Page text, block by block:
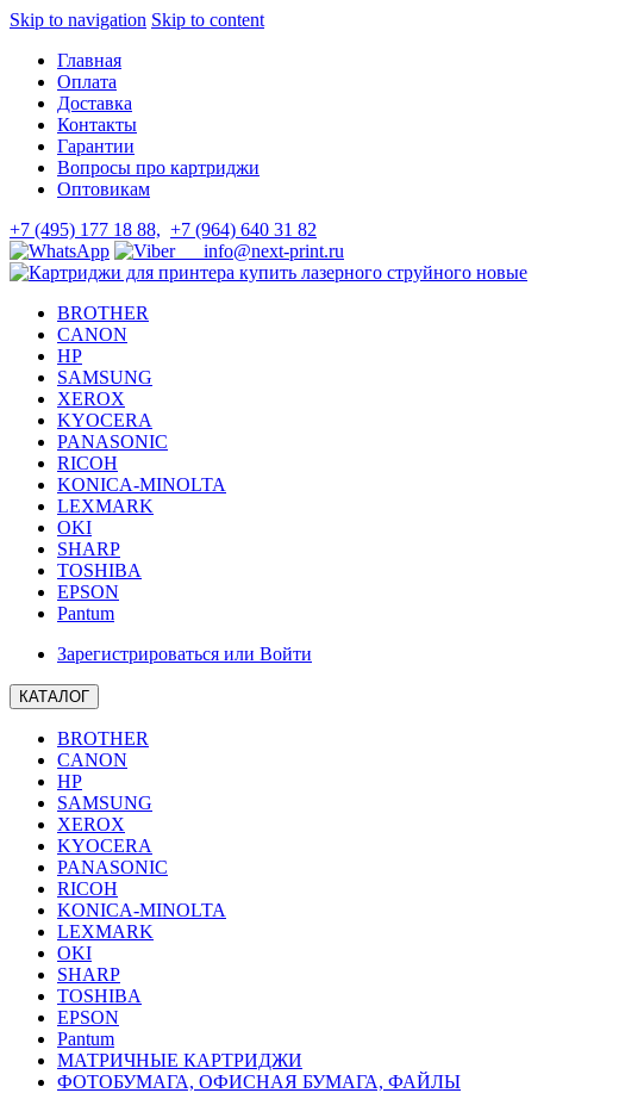
Skip to navigation Skip to content
Главная
Оплата
Доставка
Контакты
Гарантии
Вопросы про картриджи
Оптовикам
+7 (495) 177 18 88, +7 (964) 640 31 82
info@next-print.ru
BROTHER
CANON
HP
SAMSUNG
XEROX
KYOCERA
PANASONIC
RICOH
KONICA-MINOLTA
LEXMARK
OKI
SHARP
TOSHIBA
EPSON
Pantum
Зарегистрироваться или Войти
КАТАЛОГ
BROTHER
CANON
HP
SAMSUNG
XEROX
KYOCERA
PANASONIC
RICOH
KONICA-MINOLTA
LEXMARK
OKI
SHARP
TOSHIBA
EPSON
Pantum
МАТРИЧНЫЕ КАРТРИДЖИ
ФОТОБУМАГА, ОФИСНАЯ БУМАГА, ФАЙЛЫ